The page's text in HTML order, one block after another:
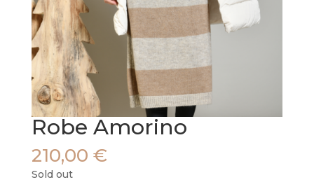
Robe Amorino
210,00 €
Sold out